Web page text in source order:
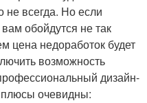
не всегда. Но если
обойдутся не так
цена недоработок будет
возможность
дизайн-
плюсы очевидны: